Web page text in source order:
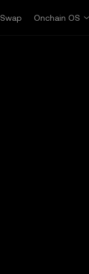
Swap Onchain OS